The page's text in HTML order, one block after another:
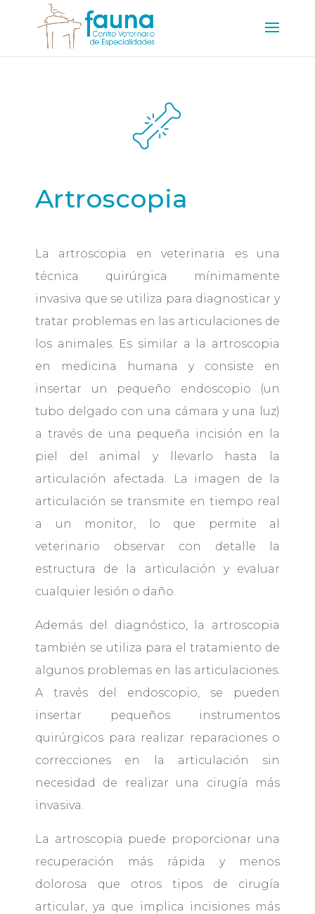
Artroscopia
La artroscopia en veterinaria es una
técnica quirúrgica mínimamente
invasiva que se utiliza para diagnosticar y
tratar problemas en las articulaciones de
los animales. Es similar a la artroscopia
en medicina humana y consiste en
insertar un pequeño endoscopio (un
tubo delgado con una cámara y una luz)
a través de una pequeña incisión en la
piel del animal y llevarlo hasta la
articulación afectada. La imagen de la
articulación se transmite en tiempo real
a un monitor, lo que permite al
veterinario observar con detalle la
estructura de la articulación y evaluar
cualquier lesión o daño.
Además del diagnóstico, la artroscopia
también se utiliza para el tratamiento de
algunos problemas en las articulaciones.
A través del endoscopio, se pueden
insertar pequeños instrumentos
quirúrgicos para realizar reparaciones o
correcciones en la articulación sin
necesidad de realizar una cirugía más
invasiva.
La artroscopia puede proporcionar una
recuperación más rápida y menos
dolorosa que otros tipos de cirugía
articular, ya que implica incisiones más